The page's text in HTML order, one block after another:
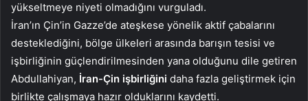
yükseltmeye niyeti olmadığını vurguladı.
İran’ın Çin’in Gazze’de ateşkese yönelik aktif çabalarını
desteklediğini, bölge ülkeleri arasında barışın tesisi ve
işbirliğinin güçlendirilmesinden yana olduğunu dile getiren
Abdullahiyan, İran-Çin işbirliğini daha fazla geliştirmek için
birlikte çalışmaya hazır olduklarını kaydetti.